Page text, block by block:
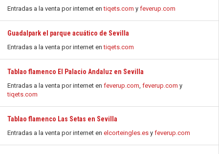
Entradas a la venta por internet entiqets.com y feverup.com
Guadalpark el parque acuático de Sevilla
Entradas a la venta por internet entiqets.com
Tablao flamenco El Palacio Andaluz en Sevilla
Entradas a la venta por internet en feverup.com, feverup.com y
tiqets.com
Tablao flamenco Las Setas en Sevilla
Entradas a la venta por internet en elcorteingles.es y feverup.com